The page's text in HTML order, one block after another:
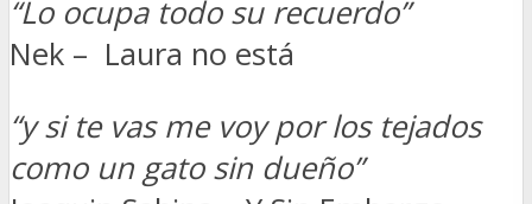
“Lo ocupa todo su recuerdo”
Nek – Laura no está
“y si te vas me voy por los tejados
como un gato sin dueño”